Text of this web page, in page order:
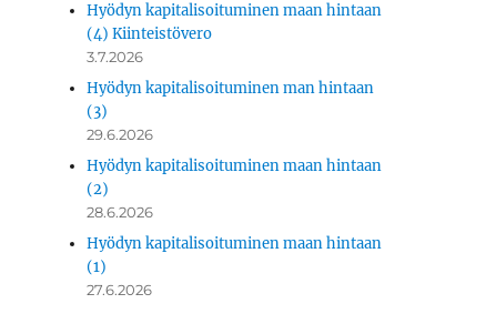
Hyödyn kapitalisoituminen maan hintaan
(4) Kiinteistövero
3.7.2026
Hyödyn kapitalisoituminen man hintaan
(3)
29.6.2026
Hyödyn kapitalisoituminen maan hintaan
(2)
28.6.2026
Hyödyn kapitalisoituminen maan hintaan
(1)
27.6.2026